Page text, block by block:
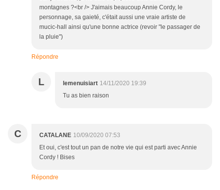
montagnes ?<br /> J'aimais beaucoup Annie Cordy, le
personnage, sa gaieté, c'était aussi une vraie artiste de
mucic-hall ainsi qu'une bonne actrice (revoir "le passager de
la pluie")
Répondre
L lemenuisiart 14/11/2020 19:39
Tu as bien raison
C CATALANE 10/09/2020 07:53
Et oui, c'est tout un pan de notre vie qui est parti avec Annie
Cordy ! Bises
Répondre